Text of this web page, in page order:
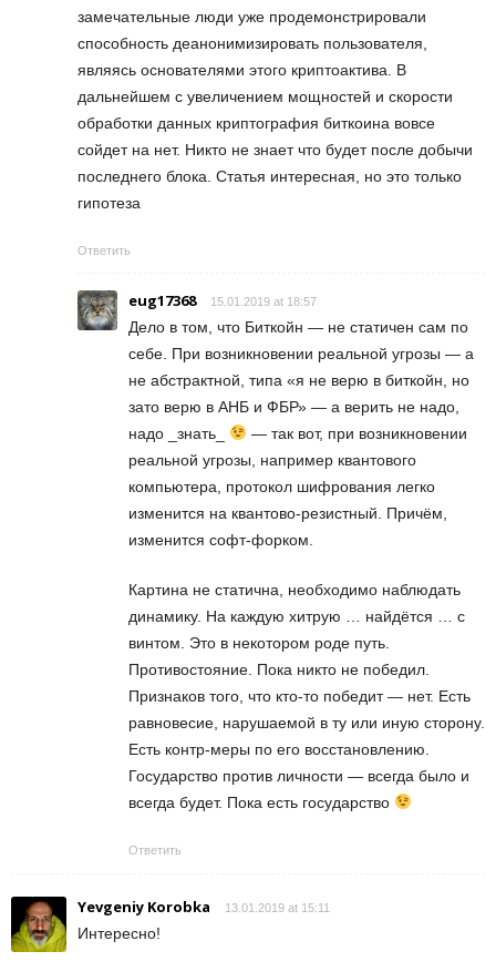
замечательные люди уже продемонстрировали
способность деанонимизировать пользователя,
являясь основателями этого криптоактива. В
дальнейшем с увеличением мощностей и скорости
обработки данных криптография биткоина вовсе
сойдет на нет. Никто не знает что будет после добычи
последнего блока. Статья интересная, но это только
гипотеза
Ответить
eug17368 15.01.2019 at 18:57
Дело в том, что Биткойн — не статичен сам по
себе. При возникновении реальной угрозы — а
не абстрактной, типа «я не верю в биткойн, но
зато верю в АНБ и ФБР» — а верить не надо,
надо _знать_
— так вот, при возникновении
реальной угрозы, например квантового
компьютера, протокол шифрования легко
изменится на квантово-резистный. Причём,
изменится софт-форком.
Картина не статична, необходимо наблюдать
динамику. На каждую хитрую … найдётся … с
винтом. Это в некотором роде путь.
Противостояние. Пока никто не победил.
Признаков того, что кто-то победит — нет. Есть
равновесие, нарушаемой в ту или иную сторону.
Есть контр-меры по его восстановлению.
Государство против личности — всегда было и
всегда будет. Пока есть государство
Ответить
Yevgeniy Korobka 13.01.2019 at 15:11
Интересно!